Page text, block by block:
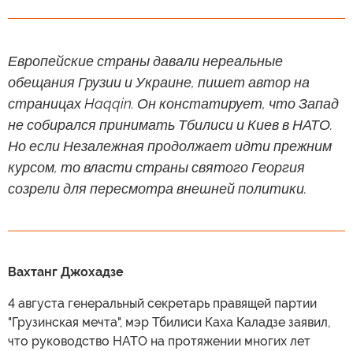
Европейские страны давали нереальные
обещания Грузии и Украине, пишет автор на
страницах Haqqin. Он констатирует, что Запад
не собирался принимать Тбилиси и Киев в НАТО.
Но если Незалежная продолжает идти прежним
курсом, то власти страны святого Георгия
созрели для пересмотра внешней политики.
Вахтанг Джохадзе
4 августа генеральный секретарь правящей партии
"Грузинская мечта", мэр Тбилиси Каха Каладзе заявил,
что руководство НАТО на протяжении многих лет